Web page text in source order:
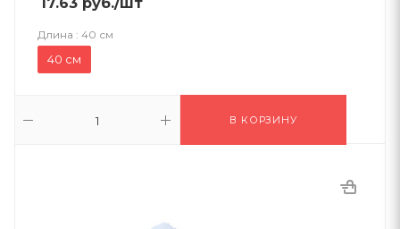
17.63 руб./шт
Длина : 40 см
40 см
В КОРЗИНУ